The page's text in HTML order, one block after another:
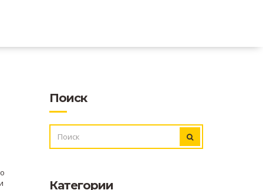
Поиск
Категории